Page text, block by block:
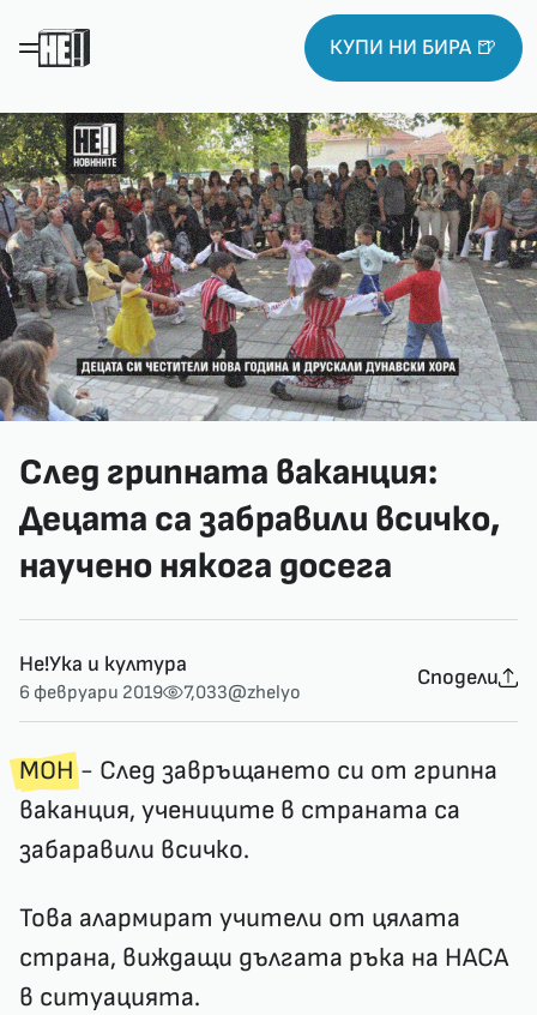
КУПИ НИ БИРА 🍺
След грипната ваканция:
Децата са забравили всичко,
научено някога досега
Не!Ука и култура
6 февруари 2019 7,033@zhelyo
Сподели
МОН- След завръщането си от грипна
ваканция, учениците в страната са
забаравили всичко.
Това алармират учители от цялата
страна, виждащи дългата ръка на НАСА
в ситуацията.